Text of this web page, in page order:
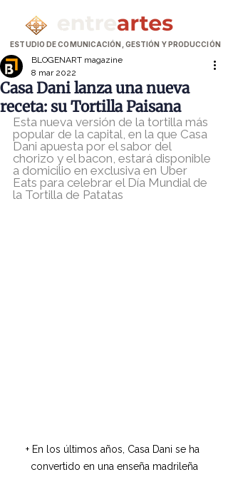
ESTUDIO DE COMUNICACIÓN, GESTIÓN Y PRODUCCIÓN
Casa Dani lanza una nueva
receta: su Tortilla Paisana
BLOGENART magazine
8 mar 2022
Esta nueva versión de la tortilla más
popular de la capital, en la que Casa
Dani apuesta por el sabor del
chorizo y el bacon, estará disponible
a domicilio en exclusiva en Uber
Eats para celebrar el Día Mundial de
la Tortilla de Patatas
+ En los últimos años, Casa Dani se ha
convertido en una enseña madrileña